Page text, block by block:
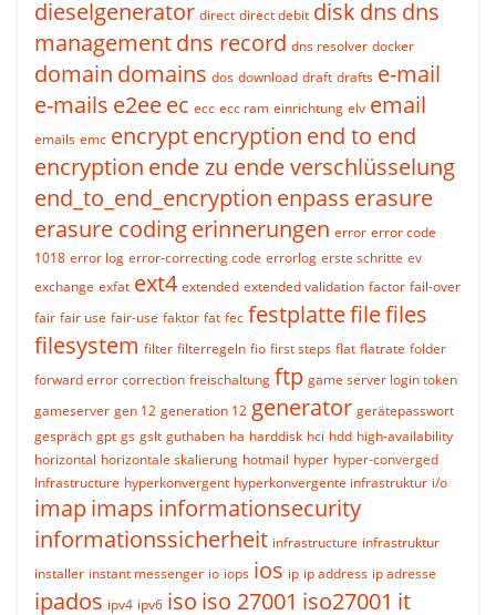
dieselgenerator direct direct debit disk dns dns
managementdns record dns resolver docker
domain domains dos download draft drafts e-mail
e-mails e2eeec ecc ecc ram einrichtung elv email
emails emc encryptencryption end to end
encryption ende zu ende verschlüsselung
end_to_end_encryption enpass erasure
erasure codingerinnerungen error error code
1018 error log error-correcting code errorlog erste schritte ev
exchange exfat ext4 extended extended validation factor fail-over
fair fair use fair-use faktor fat fec festplattefilefiles
filesystem filter filterregeln fio first steps flat flatrate folder
forward error correction freischaltung ftp game server login token
gameserver gen 12 generation 12 generator gerätepasswort
gespräch gpt gs gslt guthaben ha harddisk hci hdd high-availability
horizontal horizontale skalierung hotmail hyper hyper-converged
Infrastructure hyperkonvergent hyperkonvergente infrastruktur i/o
imapimaps informationsecurity
informationssicherheit infrastructure infrastruktur
installer instant messenger io iops ios ip ip address ip adresse
ipados ipv4 ipv6 iso iso 27001 iso27001 it